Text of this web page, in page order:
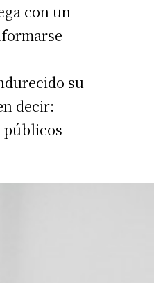
con un
su
decir:
públicos